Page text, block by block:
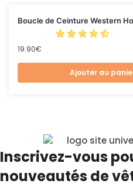
Boucle de Ceinture Western
19.90€
Ajouter au
Inscrivez-vous
nouveautés de